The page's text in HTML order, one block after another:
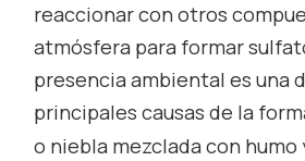
reaccionar con otros
atmósfera para formar
presencia ambiental es una
principales causas de la
o niebla mezclada con